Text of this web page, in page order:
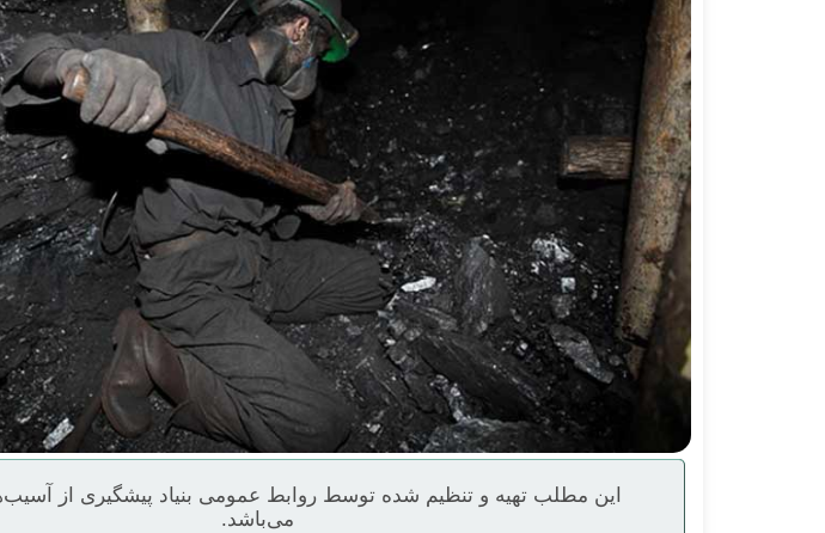
این مطلب تهیه و تنظیم شده توسط روابط عمومی بنیاد پیشگیری از
می‌باشد.